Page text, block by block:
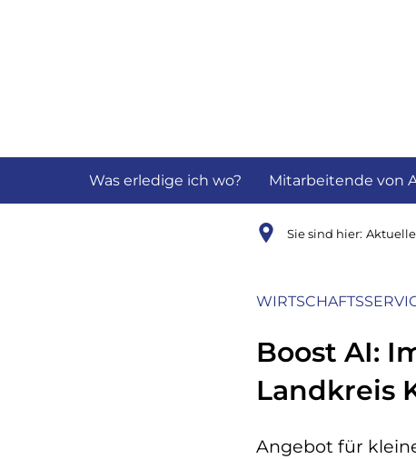
Was erledige ich wo? Mitarbeitende von
Sie sind hier:
Boost AI:
Landkreis
Angebot für